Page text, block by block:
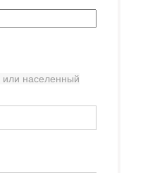
или населенный